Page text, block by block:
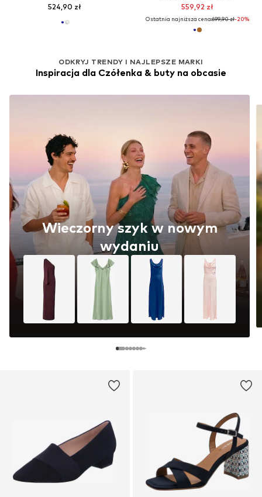
524,90 zł 559,92 zł
Ostatnia najniższa cena:699,90 zł-20%
ODKRYJ TRENDY I NAJLEPSZE MARKI
Inspiracja dla Czółenka & buty na obcasie
Wieczorny szyk w nowym
wydaniu